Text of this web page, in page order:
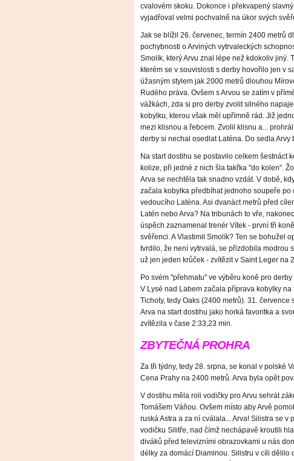
cvalovém skoku. Dokonce i překvapený
vyjadřoval velmi pochvalně na úkor svých
Jak se blížil 26. červenec, termín 2400 metrů
pochybnosti o Arviných vytrvaleckých
Smolík, který Arvu znal lépe než kdokoliv jiný.
kterém se v souvislosti s derby hovořilo jen v
úžasným stylem jak 2000 metrů dlouhou
Rudého práva. Ovšem s Arvou se zatím v
vážkách, zda si pro derby zvolit silného
kobylku, kterou však měl upřímně rád. Již
mezi klisnou a řebcem. Zvolil klisnu a...
derby si nechal osedlat Laténa. Do sedla
Na start dostihu se postavilo celkem šestnáct
kolize, při jedné z nich šla takřka "do kolen".
Arva se nechtěla tak snadno vzdát. V době,
začala kobylka předbíhat jednoho soupeře po
vedoucího Laténa. Asi dvanáct metrů před
Latén nebo Arva? Na tribunách to vře,
úspěch zaznamenal trenér Vítek - první tři
svěřenci. A Vlastimil Smolík? Ten se bohužel
tvrdilo, že není vytrvalá, se přizdobila modrou
už jen jeden krůček - zvítězit v Saint Leger na
Po svém "přehmatu" ve výběru koně pro
V Lysé nad Labem začala příprava kobylky
Tichoty, tedy Oaks (2400 metrů). 31.
Arva na start dostihu jako horká favoritka a
zvítězila v čase 2:33,23 min.
ZBYTEČNÁ PROHRA
Za tři týdny, tedy 28. srpna, se konal v polské
Cena Prahy na 2400 metrů. Arva byla opět
V dostihu měla roli vodičky pro Arvu sehrát
Tomášem Váňou. Ovšem místo aby Arvě
ruská Astra a za ní cválala... Arva! Silistra se
vodičku Silitře, nad čímž nechápavě kroutili
diváků před televizními obrazovkami u nás
délky za domácí Diaminou. Silistru v cíli dělilo